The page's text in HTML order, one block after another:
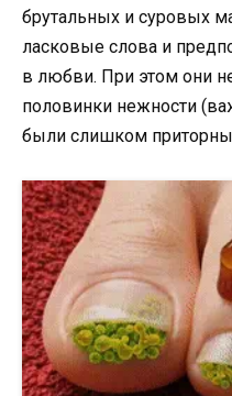
брутальных и суровых
ласковые слова и
в любви. При этом они
половинки нежности
были слишком